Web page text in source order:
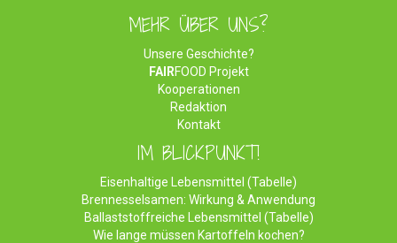
MEHR ÜBER UNS?
Unsere Geschichte?
FAIRFOOD Projekt
Kooperationen
Redaktion
Kontakt
IM BLICKPUNKT!
Eisenhaltige Lebensmittel (Tabelle)
Brennesselsamen: Wirkung & Anwendung
Ballaststoffreiche Lebensmittel (Tabelle)
Wie lange müssen Kartoffeln kochen?